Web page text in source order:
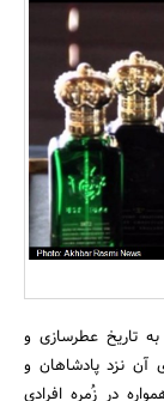
بانک، بیمه و سرمایه
مسکن و ساختمان
تاریخ عطرسازی و
آن نزد پادشاهان و
در زُمره افرادی